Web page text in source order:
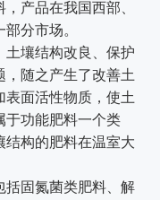
产品在我国西部、
分市场。
壤结构改良、保护
随之产生了改善土
面活性物质，使土
于功能肥料一个类
构的肥料在温室大
固氮菌类肥料、解